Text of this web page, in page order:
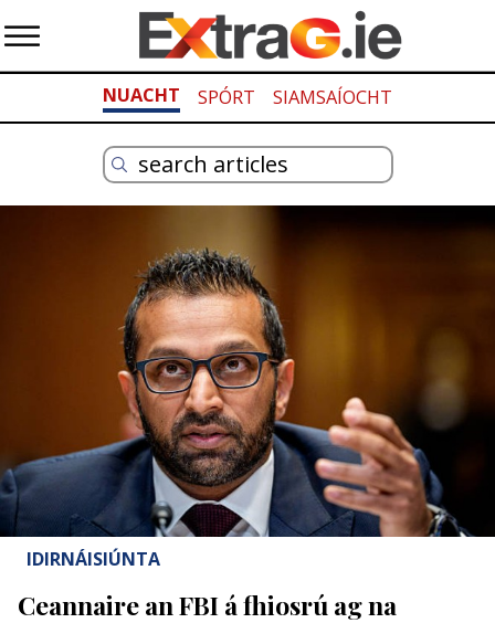
NUACHT SPÓRT SIAMSAÍOCHT
IDIRNÁISIÚNTA
Ceannaire an FBI á fhiosrú ag na